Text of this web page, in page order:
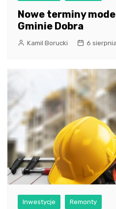
Nowe terminy
Gminie Dobra
Kamil Borucki 6
Inwestycje Remonty